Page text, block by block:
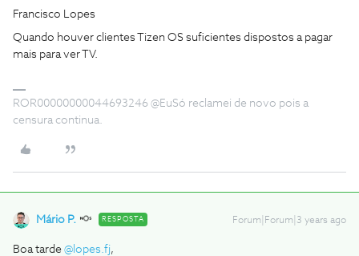
Francisco Lopes
Quando houver clientes Tizen OS suficientes dispostos a pagar
mais para ver TV.
ROR00000000044693246 @EuSó reclamei de novo pois a
censura continua.
Mário P. RESPOSTA Forum|Forum|3 years ago
Boa tarde @lopes.fj,